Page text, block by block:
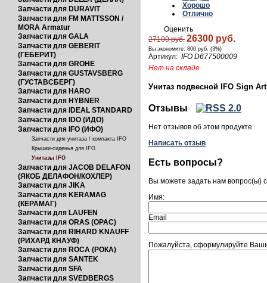
Запчасти для DURAVIT
Запчасти для FM MATTSSON /
MORA Armatur
Запчасти для GALA
Запчасти для GEBERIT
(ГЕБЕРИТ)
Запчасти для GROHE
Запчасти для GUSTAVSBERG
(ГУСТАВСБЕРГ)
Запчасти для HARO
Запчасти для HYBNER
Запчасти для IDEAL STANDARD
Запчасти для IDO (ИДО)
Запчасти для IFO (ИФО)
Запчасти для унитаза / компакта IFO
Крышки-сиденья для IFO
Унитазы IFO
Запчасти для JACOB DELAFON
(ЯКОБ ДЕЛАФОН/КОХЛЕР)
Запчасти для JIKA
Запчасти для KERAMAG
(КЕРАМАГ)
Запчасти для LAUFEN
Запчасти для ORAS (ОРАС)
Запчасти для RIHARD KNAUFF
(РИХАРД КНАУФ)
Запчасти для ROCA (РОКА)
Запчасти для SANTEK
Запчасти для SFA
Запчасти для SVEDBERGS
Хорошо
Отлично
Оценить
27100 руб. 26300 руб.
Вы экономите: 800 руб. (3%)
Артикул: IFO D677500009
Нет на складе
Унитаз подвесной IFO Sign Art
Отзывы
Нет отзывов об этом продукте
Написать отзыв
Есть вопросы?
Вы можете задать нам
Имя:
Email
Пожалуйста, сформулируйте